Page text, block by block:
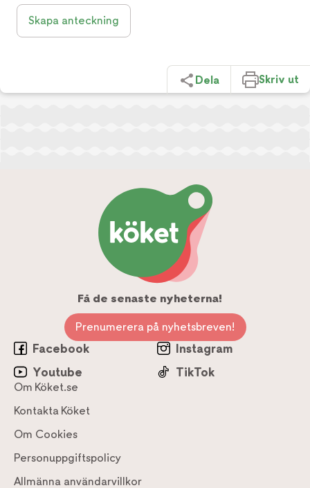
Skapa anteckning
Dela Skriv ut
Få de senaste nyheterna!
Prenumerera på nyhetsbreven!
Facebook
Instagram
Youtube
TikTok
Om Köket.se
Kontakta Köket
Om Cookies
Personuppgiftspolicy
Allmänna användarvillkor